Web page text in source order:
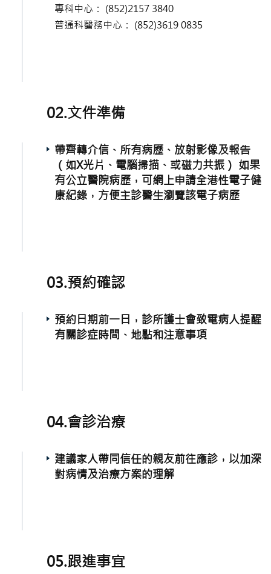
專科中心： (852)2157 3840
普通科醫務中心： (852)3619 0835
02.文件準備
帶齊轉介信、所有病歷、放射影像及報告
（如X光片、電腦掃描、或磁力共振） 如果
有公立醫院病歷，可網上申請全港性電子健
康紀錄，方便主診醫生瀏覽該電子病歷
03.預約確認
預約日期前一日，診所護士會致電病人提醒
有關診症時間、地點和注意事項
04.會診治療
建議家人帶同信任的親友前往應診，以加深
對病情及治療方案的理解
05.跟進事宜